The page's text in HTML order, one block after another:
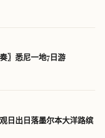
〗悉尼一地7日游
日出日落墨尔本大洋路缤